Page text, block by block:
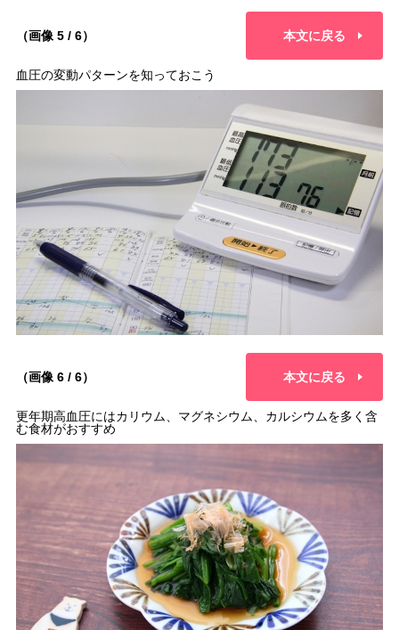
（画像 5 / 6） 本文に戻る
血圧の変動パターンを知っておこう
（画像 6 / 6） 本文に戻る
更年期高血圧にはカリウム、マグネシウム、カルシウムを多く含
む食材がおすすめ